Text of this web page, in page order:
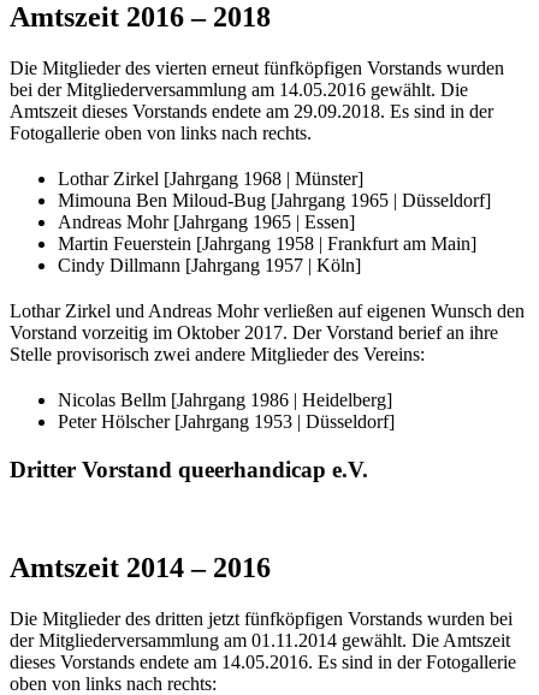
Amtszeit 2016 – 2018
Die Mitglieder des vierten erneut fünfköpfigen Vorstands wurden
bei der Mitgliederversammlung am 14.05.2016 gewählt. Die
Amtszeit dieses Vorstands endete am 29.09.2018. Es sind in der
Fotogallerie oben von links nach rechts.
Lothar Zirkel [Jahrgang 1968 | Münster]
Mimouna Ben Miloud-Bug [Jahrgang 1965 | Düsseldorf]
Andreas Mohr [Jahrgang 1965 | Essen]
Martin Feuerstein [Jahrgang 1958 | Frankfurt am Main]
Cindy Dillmann [Jahrgang 1957 | Köln]
Lothar Zirkel und Andreas Mohr verließen auf eigenen Wunsch den
Vorstand vorzeitig im Oktober 2017. Der Vorstand berief an ihre
Stelle provisorisch zwei andere Mitglieder des Vereins:
Nicolas Bellm [Jahrgang 1986 | Heidelberg]
Peter Hölscher [Jahrgang 1953 | Düsseldorf]
Dritter Vorstand queerhandicap e.V.
Amtszeit 2014 – 2016
Die Mitglieder des dritten jetzt fünfköpfigen Vorstands wurden bei
der Mitgliederversammlung am 01.11.2014 gewählt. Die Amtszeit
dieses Vorstands endete am 14.05.2016. Es sind in der Fotogallerie
oben von links nach rechts: